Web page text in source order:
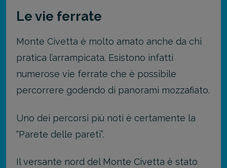
Le vie ferrate
Monte Civetta è molto amato anche da chi
pratica l’arrampicata. Esistono infatti
numerose vie ferrate che è possibile
percorrere godendo di panorami mozzafiato.
Uno dei percorsi più noti è certamente la
“Parete delle pareti”.
Il versante nord del Monte Civetta è stato